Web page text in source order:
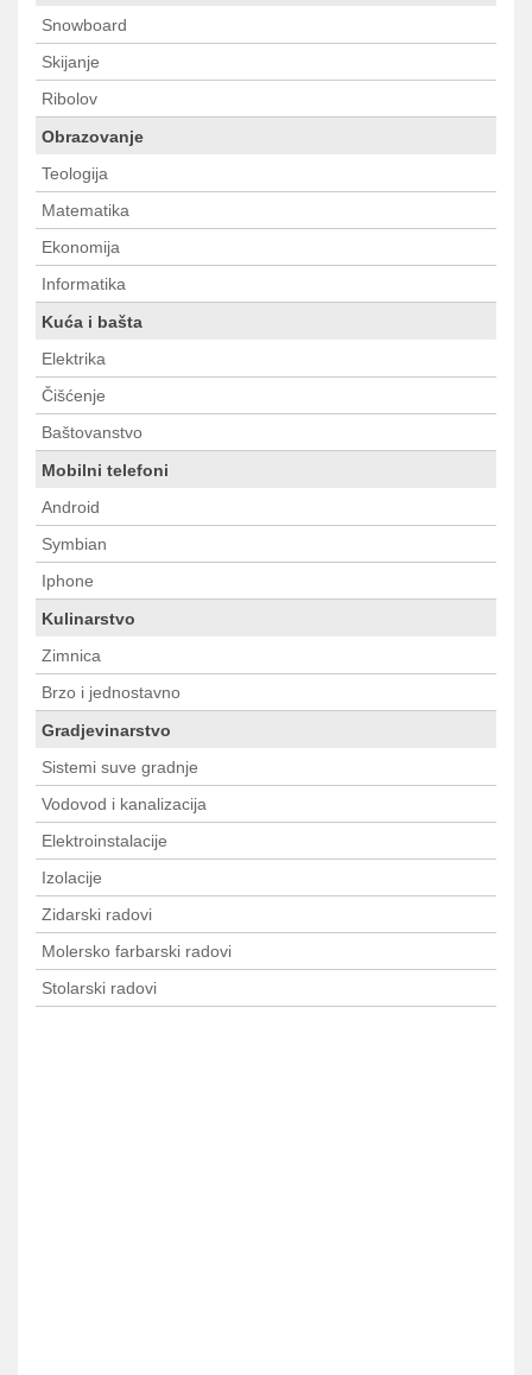
Snowboard
Skijanje
Ribolov
Obrazovanje
Teologija
Matematika
Ekonomija
Informatika
Kuća i bašta
Elektrika
Čišćenje
Baštovanstvo
Mobilni telefoni
Android
Symbian
Iphone
Kulinarstvo
Zimnica
Brzo i jednostavno
Gradjevinarstvo
Sistemi suve gradnje
Vodovod i kanalizacija
Elektroinstalacije
Izolacije
Zidarski radovi
Molersko farbarski radovi
Stolarski radovi